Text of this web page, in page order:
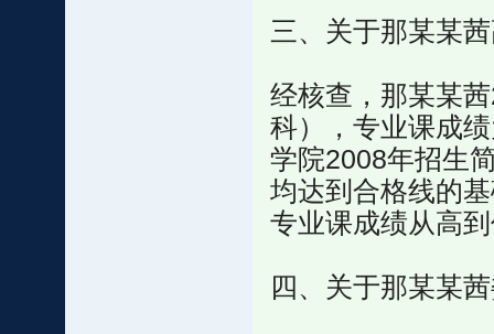
三、关于那某某
经核查，那某某
科），专业课成
学院2008年招生
均达到合格线的
专业课成绩从高
四、关于那某某